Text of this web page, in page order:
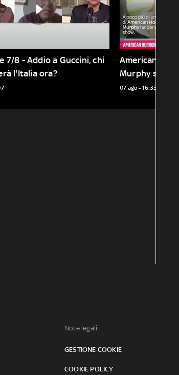
7/8 - Addio a Guccini, chi
l'Italia ora?
American
Murphy sul
07 ago - 16:33
Note legali:
GESTIONE COOKIE
COOKIE POLICY